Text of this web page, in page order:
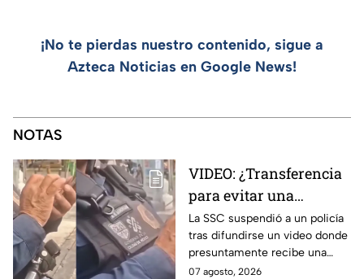
¡No te pierdas nuestro contenido, sigue a
Azteca Noticias en Google News!
NOTAS
VIDEO: ¿Transferencia
para evitar una
sanción? SSC suspende
a policía y abre
investigación
La SSC suspendió a un policía
tras difundirse un video donde
presuntamente recibe una
transferencia para evitar una
07 agosto, 2026